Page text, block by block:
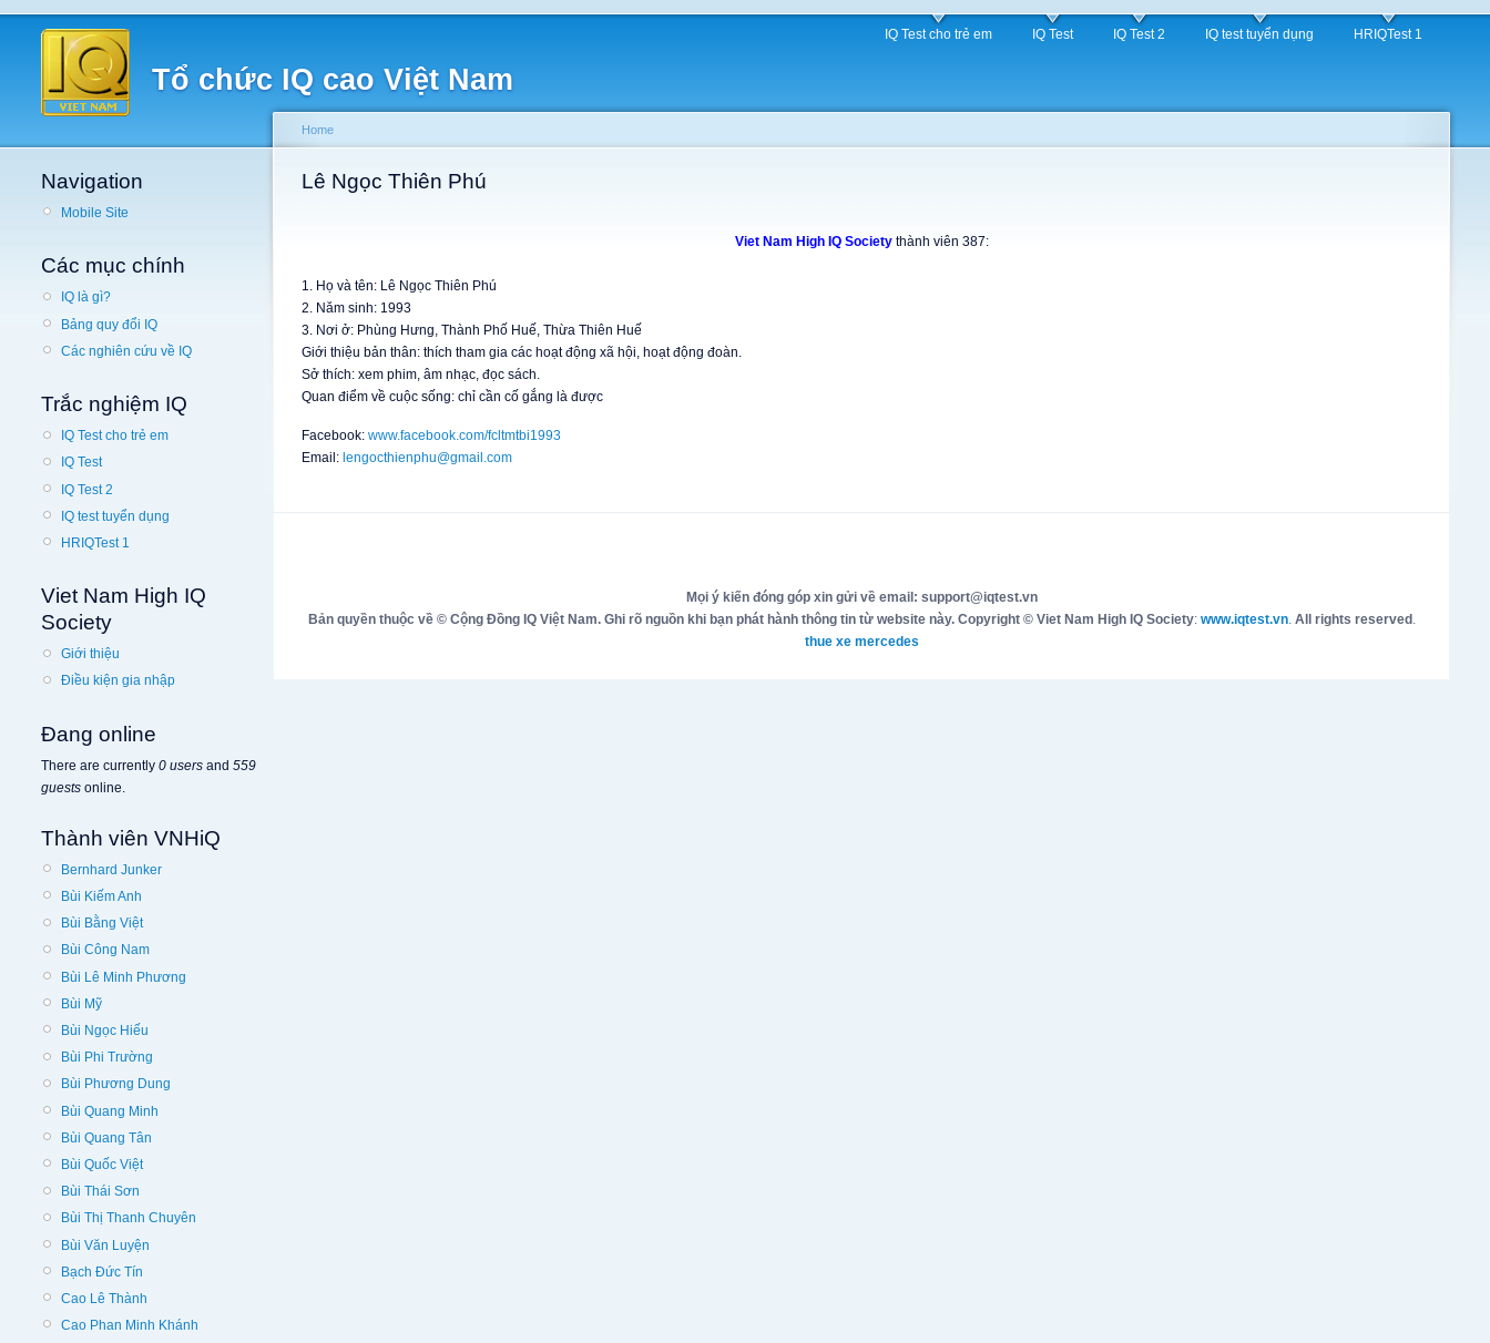
Tổ chức IQ cao Việt Nam
IQ Test cho trẻ em IQ Test IQ Test 2 IQ test tuyển dụng HRIQTest 1
Navigation
Mobile Site
Các mục chính
IQ là gì?
Bảng quy đổi IQ
Các nghiên cứu về IQ
Trắc nghiệm IQ
IQ Test cho trẻ em
IQ Test
IQ Test 2
IQ test tuyển dụng
HRIQTest 1
Viet Nam High IQ
Society
Giới thiệu
Điều kiện gia nhập
Đang online
There are currently 0 users and 559
guests online.
Thành viên VNHiQ
Bernhard Junker
Bùi Kiếm Anh
Bùi Bằng Việt
Bùi Công Nam
Bùi Lê Minh Phương
Bùi Mỹ
Bùi Ngọc Hiếu
Bùi Phi Trường
Bùi Phương Dung
Bùi Quang Minh
Bùi Quang Tân
Bùi Quốc Việt
Bùi Thái Sơn
Bùi Thị Thanh Chuyên
Bùi Văn Luyện
Bạch Đức Tín
Cao Lê Thành
Cao Phan Minh Khánh
Home
Lê Ngọc Thiên Phú
Viet Nam High IQ Societythành viên 387:
1. Họ và tên: Lê Ngọc Thiên Phú
2. Năm sinh: 1993
3. Nơi ở: Phùng Hưng, Thành Phố Huế, Thừa Thiên Huế
Giới thiệu bản thân: thích tham gia các hoạt động xã hội, hoạt động đoàn.
Sở thích: xem phim, âm nhạc, đọc sách.
Quan điểm về cuộc sống: chỉ cần cố gắng là được
Facebook: www.facebook.com/fcltmtbi1993
Email: lengocthienphu@gmail.com
Mọi ý kiến đóng góp xin gửi về email: support@iqtest.vn
Bản quyền thuộc về © Cộng Đồng IQ Việt Nam. Ghi rõ nguồn khi bạn phát hành thông tin từ website này. Copyright © Viet Nam High IQ Society: www.iqtest.vn. All rights reserved .
thue xe mercedes